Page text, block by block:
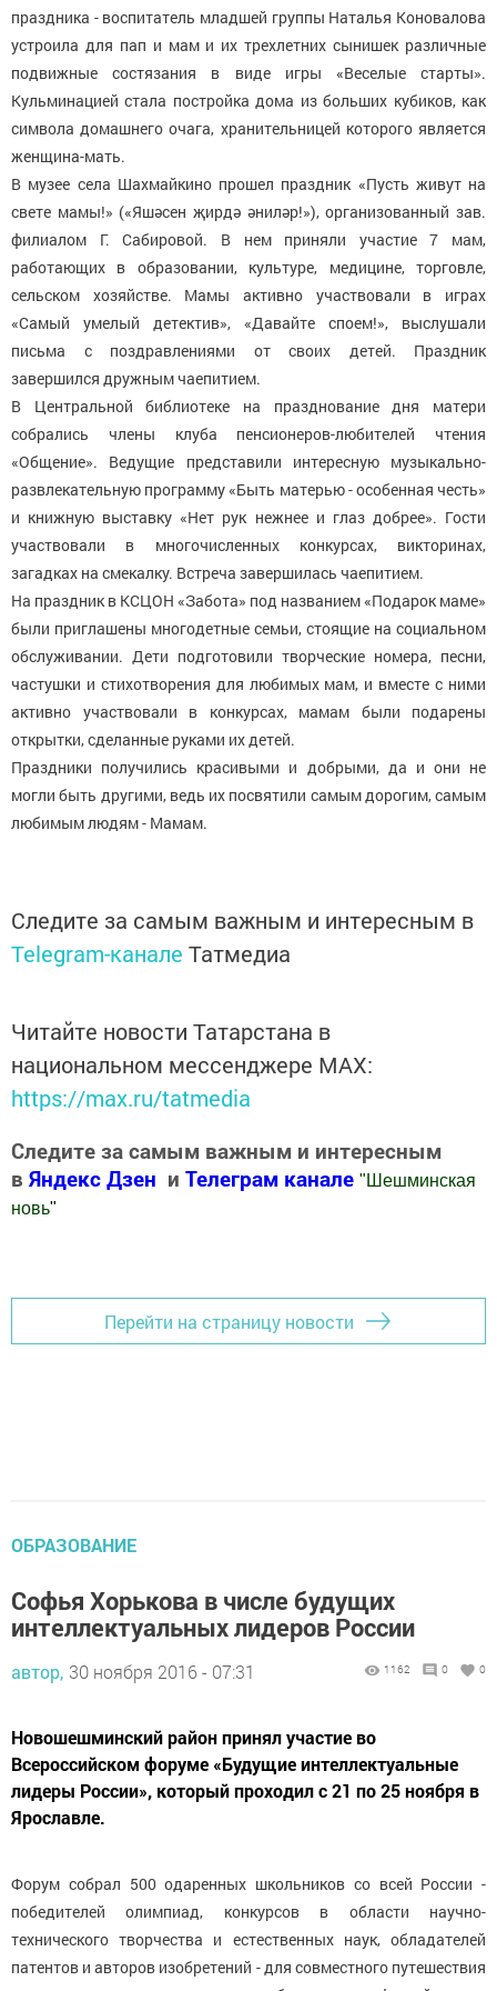
праздника - воспитатель младшей группы Наталья Коновалова
устроила для пап и мам и их трехлетних сынишек различные
подвижные состязания в виде игры «Веселые старты».
Кульминацией стала постройка дома из больших кубиков, как
символа домашнего очага, хранительницей которого является
женщина-мать.
В музее села Шахмайкино прошел праздник «Пусть живут на
свете мамы!» («Яшәсен җирдә әниләр!»), организованный зав.
филиалом Г. Сабировой. В нем приняли участие 7 мам,
работающих в образовании, культуре, медицине, торговле,
сельском хозяйстве. Мамы активно участвовали в играх
«Самый умелый детектив», «Давайте споем!», выслушали
письма с поздравлениями от своих детей. Праздник
завершился дружным чаепитием.
В Центральной библиотеке на празднование дня матери
собрались члены клуба пенсионеров-любителей чтения
«Общение». Ведущие представили интересную музыкально-
развлекательную программу «Быть матерью - особенная честь»
и книжную выставку «Нет рук нежнее и глаз добрее». Гости
участвовали в многочисленных конкурсах, викторинах,
загадках на смекалку. Встреча завершилась чаепитием.
На праздник в КСЦОН «Забота» под названием «Подарок маме»
были приглашены многодетные семьи, стоящие на социальном
обслуживании. Дети подготовили творческие номера, песни,
частушки и стихотворения для любимых мам, и вместе с ними
активно участвовали в конкурсах, мамам были подарены
открытки, сделанные руками их детей.
Праздники получились красивыми и добрыми, да и они не
могли быть другими, ведь их посвятили самым дорогим, самым
любимым людям - Мамам.
Следите за самым важным и интересным в
Telegram-канале Татмедиа
Читайте новости Татарстана в
национальном мессенджере MАХ:
https://max.ru/tatmedia
Следите за самым важным и интересным
в Яндекс Дзен и Телеграм канале "Шешминская
новь"
Перейти на страницу новости
ОБРАЗОВАНИЕ
Софья Хорькова в числе будущих
интеллектуальных лидеров России
автор, 30 ноября 2016 - 07:31 1162 0 0
Новошешминский район принял участие во
Всероссийском форуме «Будущие интеллектуальные
лидеры России», который проходил с 21 по 25 ноября в
Ярославле.
Форум собрал 500 одаренных школьников со всей России -
победителей олимпиад, конкурсов в области научно-
технического творчества и естественных наук, обладателей
патентов и авторов изобретений - для совместного путешествия